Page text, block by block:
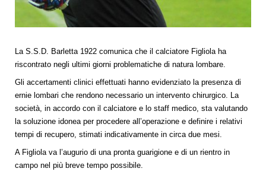
La S.S.D. Barletta 1922 comunica che il calciatore Figliola ha
riscontrato negli ultimi giorni problematiche di natura lombare.
Gli accertamenti clinici effettuati hanno evidenziato la presenza di
ernie lombari che rendono necessario un intervento chirurgico. La
società, in accordo con il calciatore e lo staff medico, sta valutando
la soluzione idonea per procedere all’operazione e definire i relativi
tempi di recupero, stimati indicativamente in circa due mesi.
A Figliola va l’augurio di una pronta guarigione e di un rientro in
campo nel più breve tempo possibile.